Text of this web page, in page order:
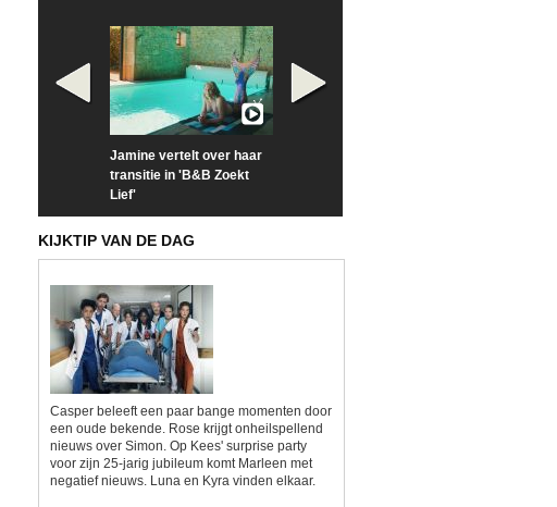
Jamine vertelt over haar
transitie in 'B&B Zoekt
Lief'
KIJKTIP VAN DE DAG
Casper beleeft een paar bange momenten door
een oude bekende. Rose krijgt onheilspellend
nieuws over Simon. Op Kees' surprise party
voor zijn 25-jarig jubileum komt Marleen met
negatief nieuws. Luna en Kyra vinden elkaar.